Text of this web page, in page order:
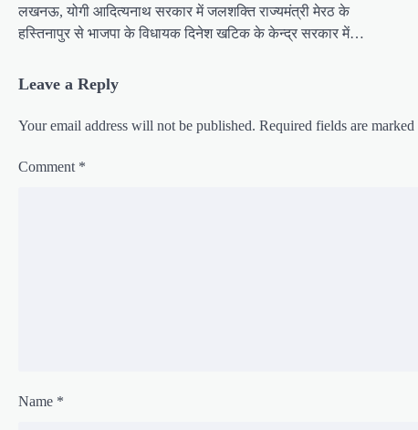
g
t
o
n
लखनऊ, योगी आदित्यनाथ सरकार में जलशक्ति राज्यमंत्री मेरठ के
हस्तिनापुर से भाजपा के विधायक दिनेश खटिक के केन्द्र सरकार में…
Leave a Reply
Your email address will not be published. Required fields are marked
Comment *
Name *